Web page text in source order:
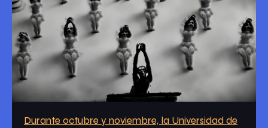
Durante octubre y noviembre, la Universidad de